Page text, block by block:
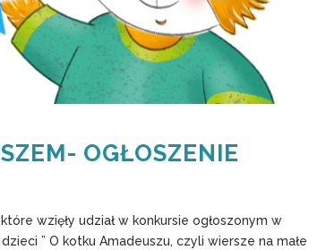
OGŁOSZENIE
wzięły udział w konkursie ogłoszonym w
” O kotku Amadeuszu, czyli wiersze na małe